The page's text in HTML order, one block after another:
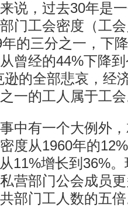
，过去30年是一
门工会密度（工
的三分之一，下
曾经的44%下降
的全部悲哀，经
一的工人属于工
有一个大例外，
度从1960年的
11%增长到36%
营部门公会成员
部门工人数的五